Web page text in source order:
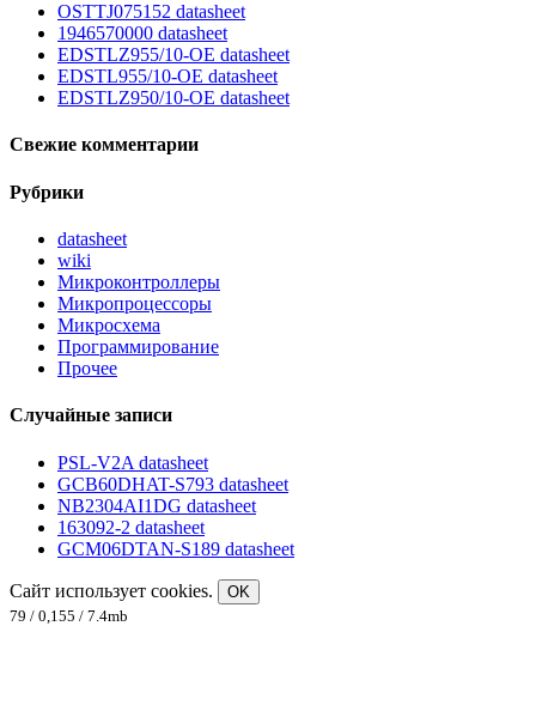
OSTTJ075152 datasheet
1946570000 datasheet
EDSTLZ955/10-OE datasheet
EDSTL955/10-OE datasheet
EDSTLZ950/10-OE datasheet
Свежие комментарии
Рубрики
datasheet
wiki
Микроконтроллеры
Микропроцессоры
Микросхема
Программирование
Прочее
Случайные записи
PSL-V2A datasheet
GCB60DHAT-S793 datasheet
NB2304AI1DG datasheet
163092-2 datasheet
GCM06DTAN-S189 datasheet
Сайт использует cookies.
OK
79 / 0,155 / 7.4mb